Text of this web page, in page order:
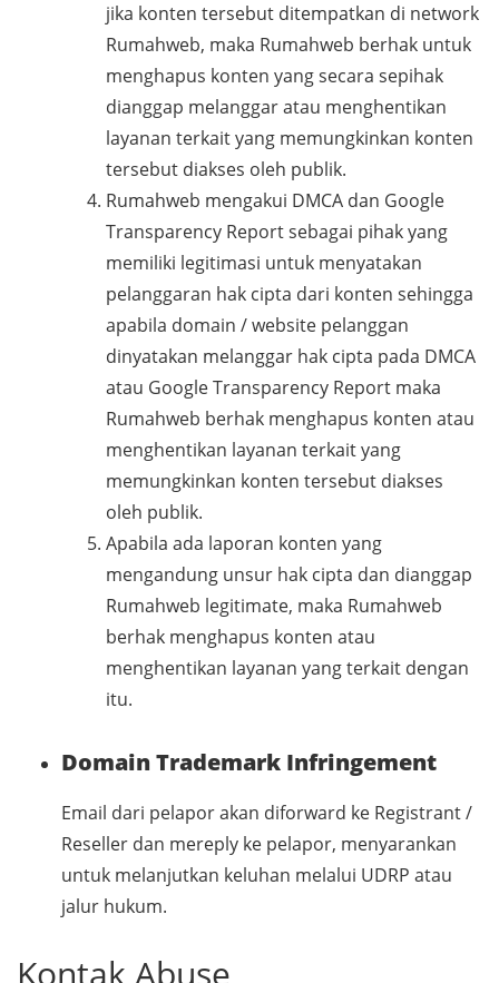
jika konten tersebut ditempatkan di network
Rumahweb, maka Rumahweb berhak untuk
menghapus konten yang secara sepihak
dianggap melanggar atau menghentikan
layanan terkait yang memungkinkan konten
tersebut diakses oleh publik.
Rumahweb mengakui DMCA dan Google
Transparency Report sebagai pihak yang
memiliki legitimasi untuk menyatakan
pelanggaran hak cipta dari konten sehingga
apabila domain / website pelanggan
dinyatakan melanggar hak cipta pada DMCA
atau Google Transparency Report maka
Rumahweb berhak menghapus konten atau
menghentikan layanan terkait yang
memungkinkan konten tersebut diakses
oleh publik.
Apabila ada laporan konten yang
mengandung unsur hak cipta dan dianggap
Rumahweb legitimate, maka Rumahweb
berhak menghapus konten atau
menghentikan layanan yang terkait dengan
itu.
Domain Trademark Infringement
Email dari pelapor akan diforward ke Registrant /
Reseller dan mereply ke pelapor, menyarankan
untuk melanjutkan keluhan melalui UDRP atau
jalur hukum.
Kontak Abuse